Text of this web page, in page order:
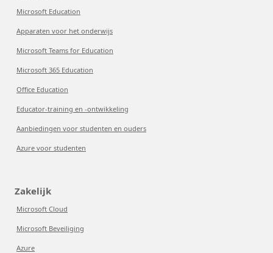
Microsoft Education
Apparaten voor het onderwijs
Microsoft Teams for Education
Microsoft 365 Education
Office Education
Educator-training en -ontwikkeling
Aanbiedingen voor studenten en ouders
Azure voor studenten
Zakelijk
Microsoft Cloud
Microsoft Beveiliging
Azure